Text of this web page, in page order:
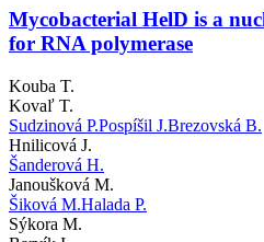
Mycobacterial HelD is a
for RNA polymerase
Kouba T.
Kovaľ T.
Sudzinová P.Pospíšil J.Brezovská B.
Hnilicová J.
Šanderová H.
Janoušková M.
Šiková M.Halada P.
Sýkora M.